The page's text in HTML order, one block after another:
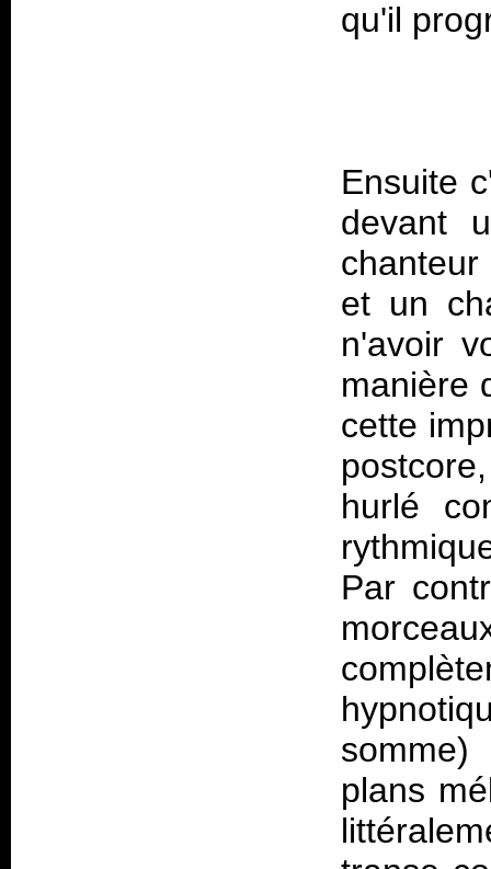
Ensuite
devant
et un
n'avoir
manière
cette
hurlé
Par
plans